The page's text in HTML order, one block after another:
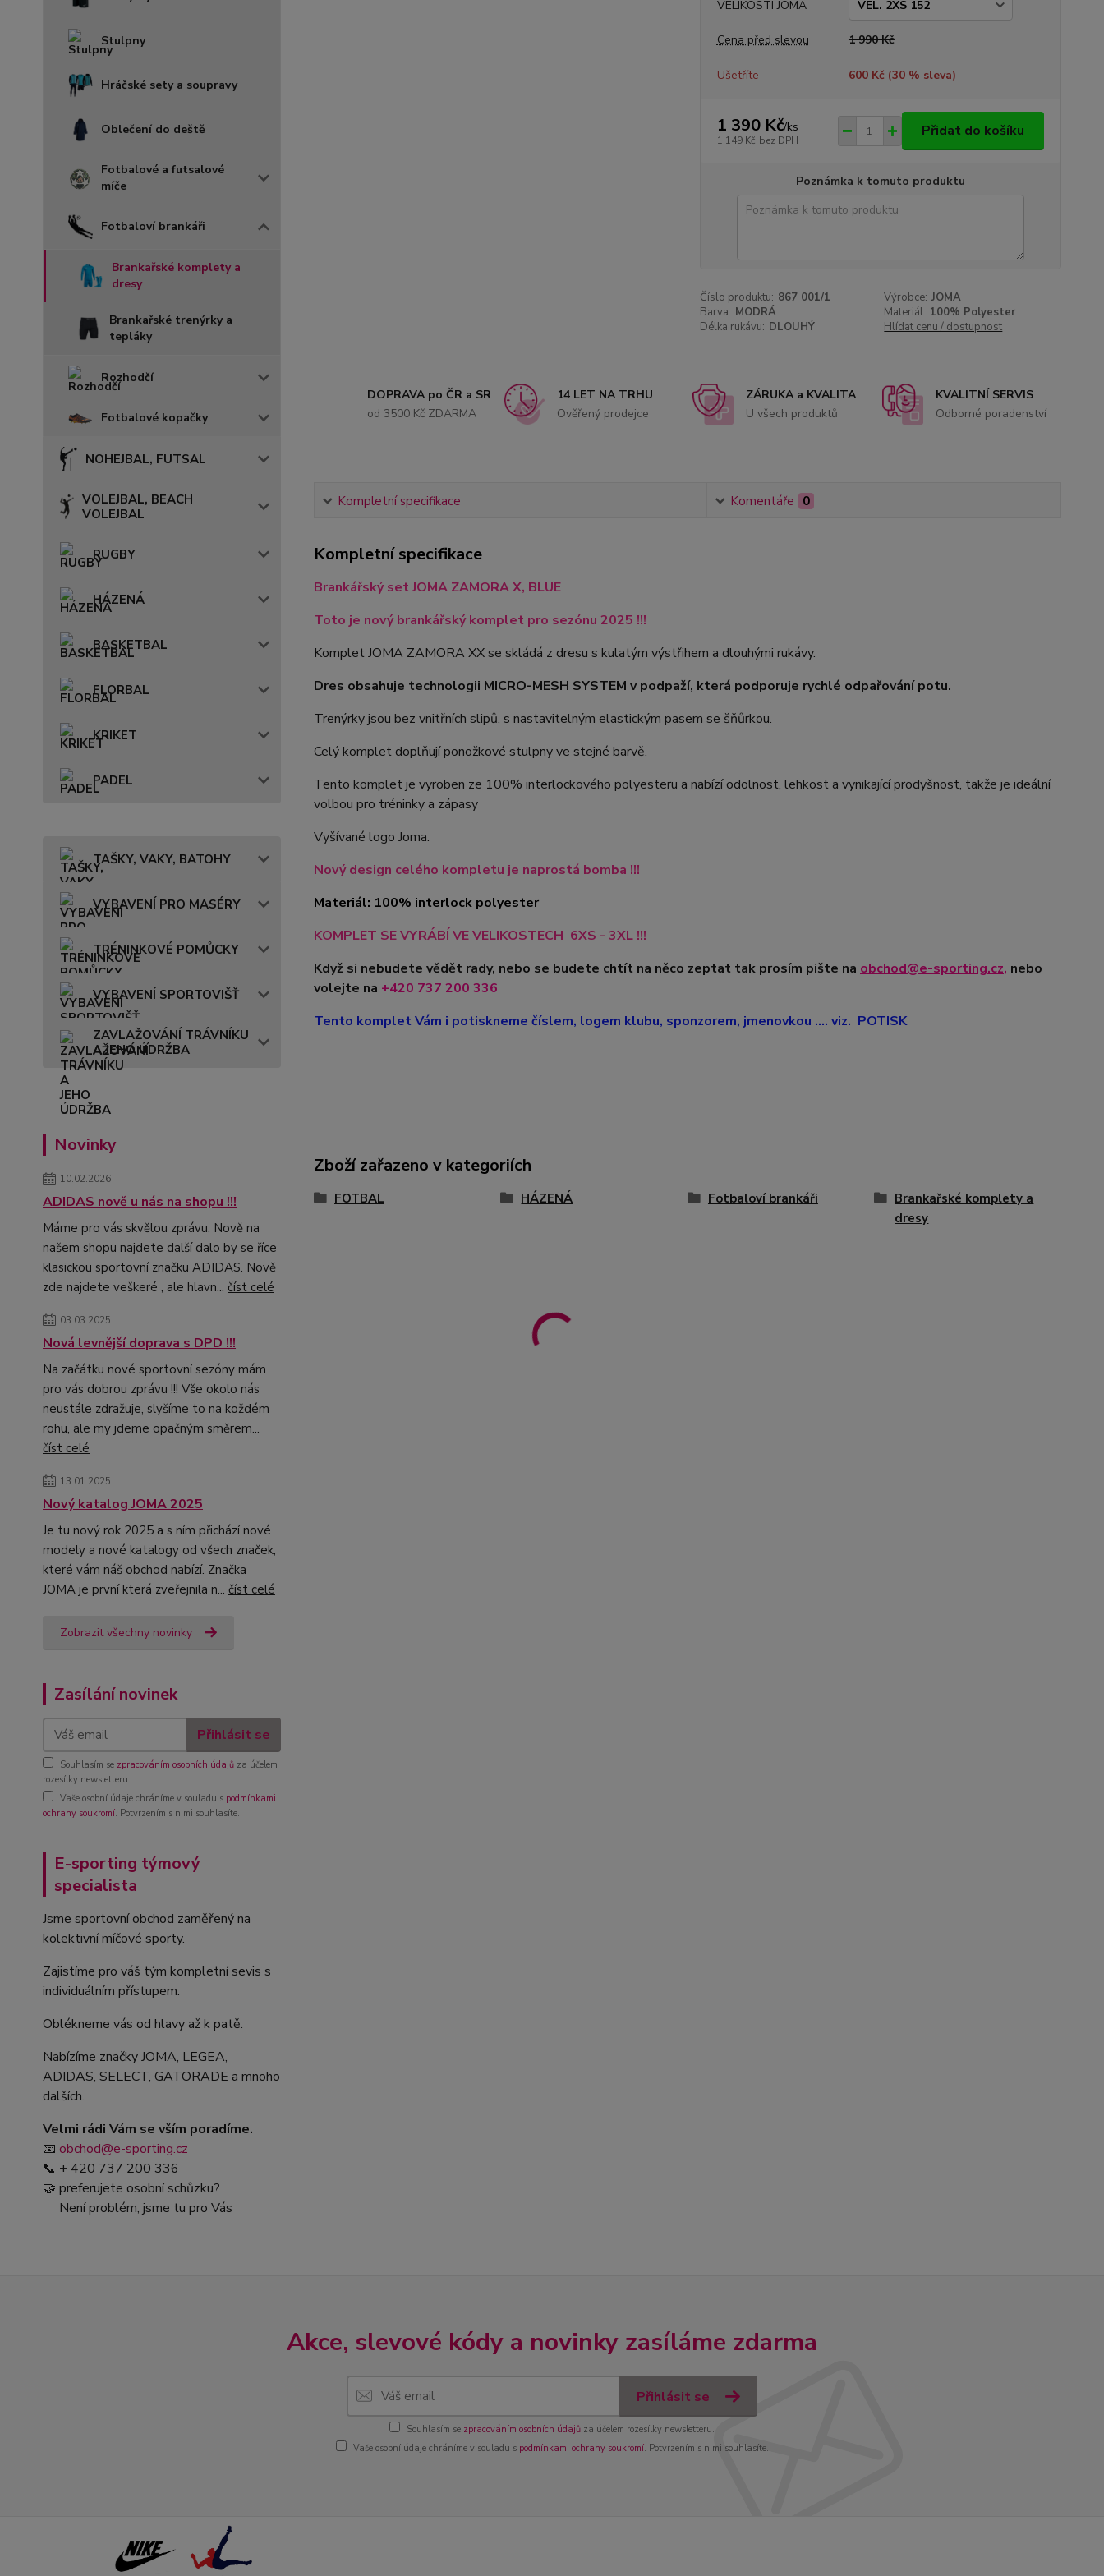
Stulpny
Hráčské sety a soupravy
Oblečení do deště
Fotbalové a futsalové
míče
Fotbaloví brankáři
Brankařské komplety a
dresy
Brankařské trenýrky a
tepláky
Rozhodčí
Fotbalové kopačky
NOHEJBAL, FUTSAL
VOLEJBAL, BEACH
VOLEJBAL
RUGBY
HÁZENÁ
BASKETBAL
FLORBAL
KRIKET
PADEL
TAŠKY, VAKY, BATOHY
VYBAVENÍ PRO MASÉRY
TRÉNINKOVÉ POMŮCKY
VYBAVENÍ SPORTOVIŠŤ
ZAVLAŽOVÁNÍ TRÁVNÍKU
A JEHO ÚDRŽBA
Novinky
10.02.2026
ADIDAS nově u nás na shopu !!!
Máme pro vás skvělou zprávu. Nově na
našem shopu najdete další dalo by se říce
klasickou sportovní značku ADIDAS. Nově
zde najdete veškeré , ale hlavn... číst celé
03.03.2025
Nová levnější doprava s DPD !!!
Na začátku nové sportovní sezóny mám
pro vás dobrou zprávu !!! Vše okolo nás
neustále zdražuje, slyšíme to na koždém
rohu, ale my jdeme opačným směrem...
číst celé
13.01.2025
Nový katalog JOMA 2025
Je tu nový rok 2025 a s ním přichází nové
modely a nové katalogy od všech značek,
které vám náš obchod nabízí. Značka
JOMA je první která zveřejnila n... číst celé
Zobrazit všechny novinky
Zasílání novinek
Přihlásit se
Souhlasím se zpracováním osobních údajů za účelem
rozesílky newsletteru.
Vaše osobní údaje chráníme v souladu s podmínkami
ochrany soukromí. Potvrzením s nimi souhlasíte.
E-sporting týmový
specialista
Jsme sportovní obchod zaměřený na
kolektivní míčové sporty.
Zajistíme pro váš tým kompletní sevis s
individuálním přístupem.
Oblékneme vás od hlavy až k patě.
Nabízíme značky JOMA, LEGEA,
ADIDAS, SELECT, GATORADE a mnoho
dalších.
Velmi rádi Vám se vším poradíme.
📧 obchod@e-sporting.cz
📞 + 420 737 200 336
🤝 preferujete osobní schůzku?
Není problém, jsme tu pro Vás
VELIKOSTI JOMA
Cena před slevou 1 990 Kč
Ušetříte 600 Kč (30% sleva)
1 390 Kč/ks
1 149 Kč bez DPH
Přidat do košíku
Poznámka k tomuto produktu
Číslo produktu: 867 001/1 Výrobce: JOMA
Barva: MODRÁ Materiál: 100% Polyester
Délka rukávu: DLOUHÝ Hlídat cenu / dostupnost
DOPRAVA po ČR a SR
od 3500 Kč ZDARMA
14 LET NA TRHU
Ověřený prodejce
ZÁRUKA a KVALITA
U všech produktů
KVALITNÍ SERVIS
Odborné poradenství
Kompletní specifikace Komentáře 0
Kompletní specifikace
Brankářský set JOMA ZAMORA X, BLUE
Toto je nový brankářský komplet pro sezónu 2025 !!!
Komplet JOMA ZAMORA XX se skládá z dresu s kulatým výstřihem a dlouhými rukávy.
Dres obsahuje technologii MICRO-MESH SYSTEM v podpaží, která podporuje rychlé odpařování potu.
Trenýrky jsou bez vnitřních slipů, s nastavitelným elastickým pasem se šňůrkou.
Celý komplet doplňují ponožkové stulpny ve stejné barvě.
Tento komplet je vyroben ze 100% interlockového polyesteru a nabízí odolnost, lehkost a vynikající prodyšnost, takže je ideální
volbou pro tréninky a zápasy
Vyšívané logo Joma.
Nový design celého kompletu je naprostá bomba !!!
Materiál: 100% interlock polyester
KOMPLET SE VYRÁBÍ VE VELIKOSTECH 6XS - 3XL !!!
Když si nebudete vědět rady, nebo se budete chtít na něco zeptat tak prosím pište na obchod@e-sporting.cz, nebo
volejte na +420 737 200 336
Tento komplet Vám i potiskneme číslem, logem klubu, sponzorem, jmenovkou .... viz. POTISK
Zboží zařazeno v kategoriích
FOTBAL HÁZENÁ Fotbaloví brankáři
Brankařské komplety a
dresy
Akce, slevové kódy a novinky zasíláme zdarma
Přihlásit se
Souhlasím se zpracováním osobních údajů za účelem rozesílky newsletteru.
Vaše osobní údaje chráníme v souladu s podmínkami ochrany soukromí. Potvrzením s nimi souhlasíte.